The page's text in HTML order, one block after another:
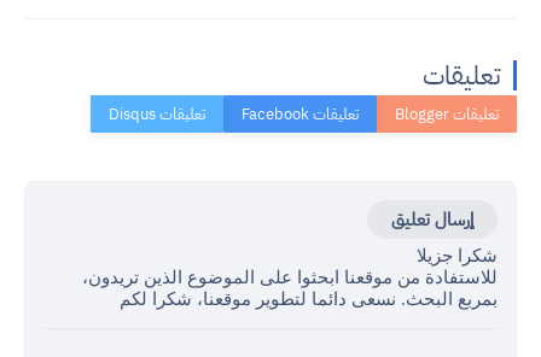
تعليقات
إرسال تعليق
شكرا جزيلا
للاستفادة من موقعنا ابحثوا على الموضوع الذين تريدون،
بمربع البحث. نسعى دائما لتطوير موقعنا، شكرا لكم